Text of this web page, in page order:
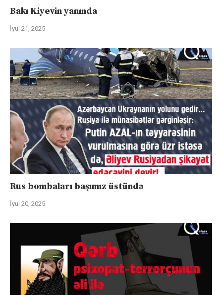
Bakı Kiyevin yanında
İyul 21, 2025
Rus bombaları başımız üstündə
İyul 20, 2025